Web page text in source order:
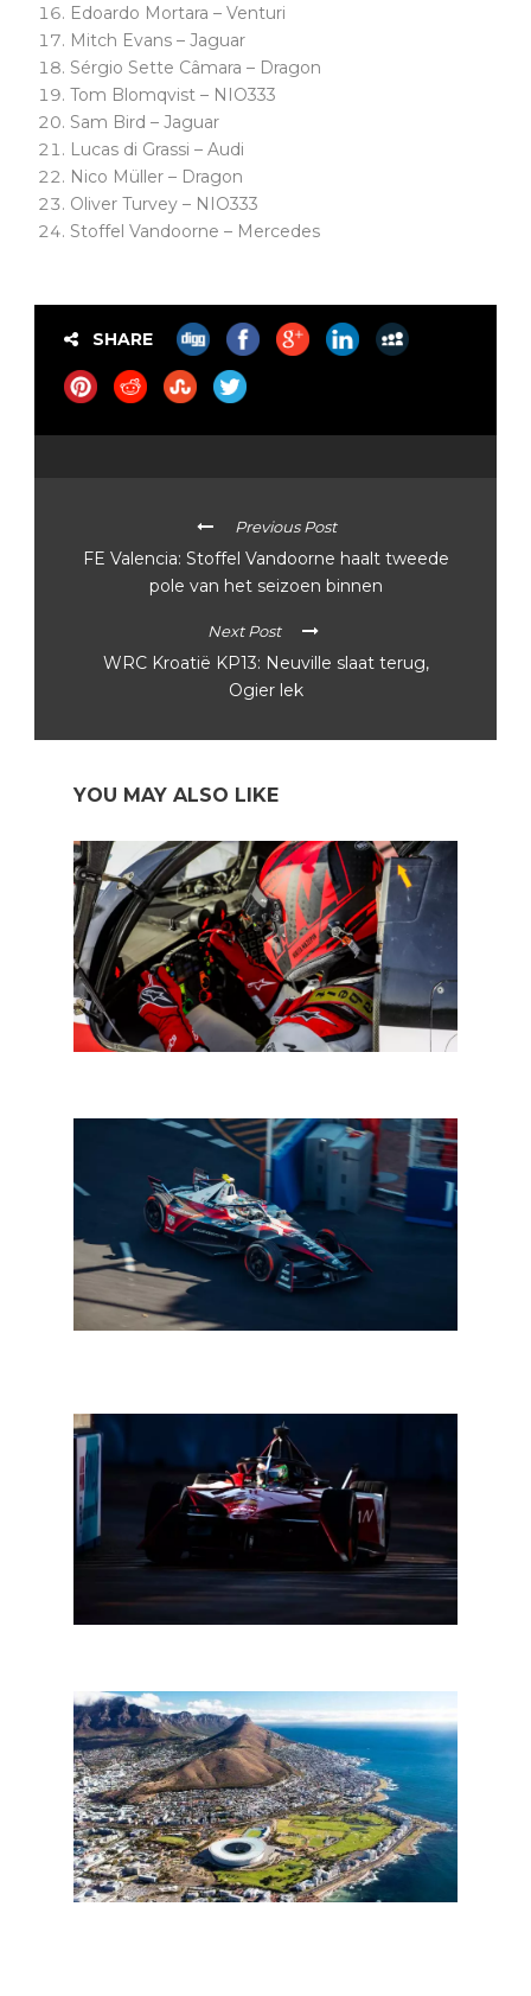
Edoardo Mortara – Venturi
Mitch Evans – Jaguar
Sérgio Sette Câmara – Dragon
Tom Blomqvist – NIO333
Sam Bird – Jaguar
Lucas di Grassi – Audi
Nico Müller – Dragon
Oliver Turvey – NIO333
Stoffel Vandoorne – Mercedes
SHARE
Previous Post
FE Valencia: Stoffel Vandoorne haalt tweede
pole van het seizoen binnen
Next Post
WRC Kroatië KP13: Neuville slaat terug,
Ogier lek
YOU MAY ALSO LIKE